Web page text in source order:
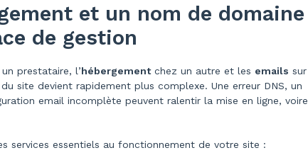
et un nom de domaine
de gestion
prestataire, l’hébergementchez un autre et les emails sur
site devient rapidement plus complexe. Une erreur DNS, un
email incomplète peuvent ralentir la mise en ligne, voire
services essentiels au fonctionnement de votre site :